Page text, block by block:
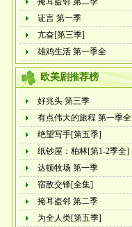
证言 第一季
亢奋[第三季]
雄鸡生活 第一季全
欧美剧推荐榜
好兆头 第三季
有点伟大的旅程 第一季全
绝望写手[第五季]
纸钞屋：柏林[第1-2季全]
达顿牧场 第一季
宿敌交锋[全集]
掩耳盗邻 第二季
为全人类[第五季]